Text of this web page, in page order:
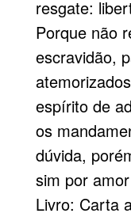
resgate:
Porque não
escravidão,
espírito de
os
dúvida,
sim por
Livro: Carta